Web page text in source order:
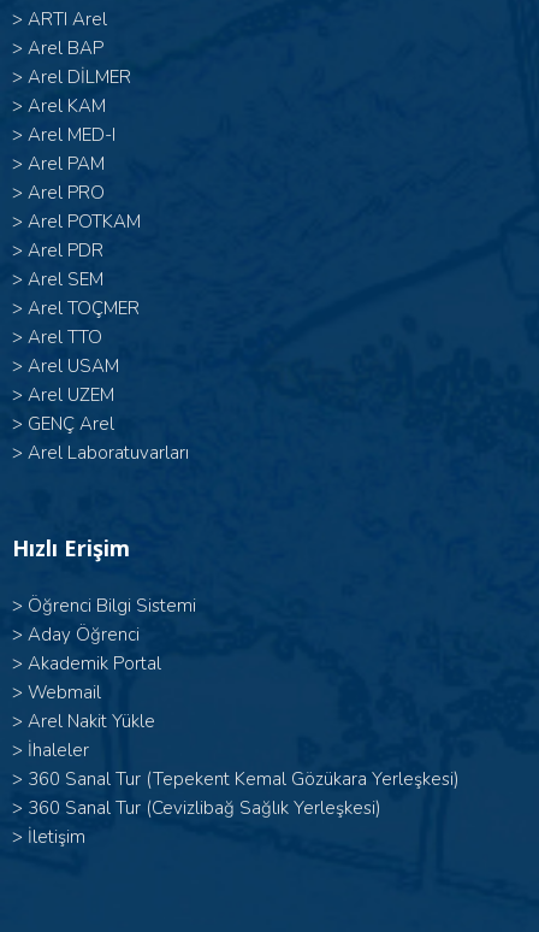
> ARTI Arel
> Arel BAP
> Arel DİLMER
> Arel KAM
> Arel MED-I
> Arel PAM
> Arel PRO
> Arel POTKAM
> Arel PDR
> Arel SEM
> Arel TOÇMER
> Arel TTO
> Arel USAM
> Arel UZEM
> GENÇ Arel
> Arel Laboratuvarları
Hızlı Erişim
> Öğrenci Bilgi Sistemi
> Aday Öğrenci
> Akademik Portal
> Webmail
> Arel Nakit Yükle
> İhaleler
> 360 Sanal Tur (Tepekent Kemal Gözükara Yerleşkesi)
> 360 Sanal Tur (Cevizlibağ Sağlık Yerleşkesi)
> İletişim